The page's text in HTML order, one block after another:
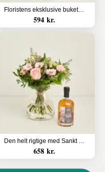
Floristens eksklusive buket med champagnetrøfler
594 kr.
Den helt rigtige med Sankt Thomas, Carribean Rum - Oak Aged
658 kr.